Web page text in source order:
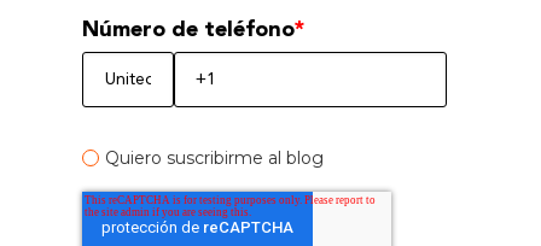
Número de teléfono*
Quiero suscribirme al blog